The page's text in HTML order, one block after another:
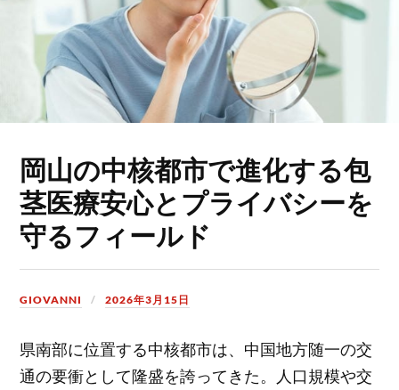
岡山の中核都市で進化する包
茎医療安心とプライバシーを
守るフィールド
GIOVANNI 2026年3月15日
県南部に位置する中核都市は、中国地方随一の交
通の要衝として隆盛を誇ってきた。
人口規模や交